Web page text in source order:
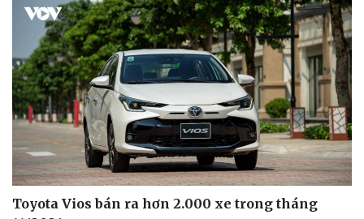
check-in
Toyota Vios bán ra hơn 2.000 xe trong tháng